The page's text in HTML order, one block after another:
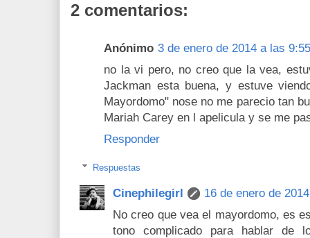
2 comentarios:
Anónimo 3 de enero de 2014 a las 9:55
no la vi pero, no creo que la vea,
Jackman esta buena, y estuve
Mayordomo" nose no me parecio tan
Mariah Carey en l apelicula y se me
Responder
Respuestas
Cinephilegirl
16 de enero de
No creo que vea el mayordomo, es
tono complicado para hablar de